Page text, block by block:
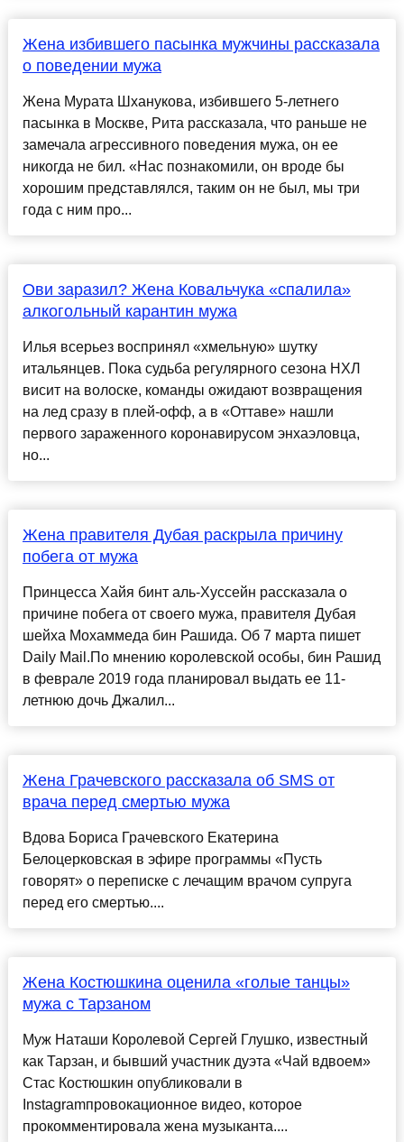
Жена избившего пасынка мужчины рассказала
о поведении мужа
Жена Мурата Шханукова, избившего 5-летнего
пасынка в Москве, Рита рассказала, что раньше не
замечала агрессивного поведения мужа, он ее
никогда не бил. «Нас познакомили, он вроде бы
хорошим представлялся, таким он не был, мы три
года с ним про...
Ови заразил? Жена Ковальчука «спалила»
алкогольный карантин мужа
Илья всерьез воспринял «хмельную» шутку
итальянцев. Пока судьба регулярного сезона НХЛ
висит на волоске, команды ожидают возвращения
на лед сразу в плей-офф, а в «Оттаве» нашли
первого зараженного коронавирусом энхаэловца,
но...
Жена правителя Дубая раскрыла причину
побега от мужа
Принцесса Хайя бинт аль-Хуссейн рассказала о
причине побега от своего мужа, правителя Дубая
шейха Мохаммеда бин Рашида. Об 7 марта пишет
Daily Mail.По мнению королевской особы, бин Рашид
в феврале 2019 года планировал выдать ее 11-
летнюю дочь Джалил...
Жена Грачевского рассказала об SMS от
врача перед смертью мужа
Вдова Бориса Грачевского Екатерина
Белоцерковская в эфире программы «Пусть
говорят» о переписке с лечащим врачом супруга
перед его смертью....
Жена Костюшкина оценила «голые танцы»
мужа с Тарзаном
Муж Наташи Королевой Сергей Глушко, известный
как Тарзан, и бывший участник дуэта «Чай вдвоем»
Стас Костюшкин опубликовали в
Instagramпровокационное видео, которое
прокомментировала жена музыканта....